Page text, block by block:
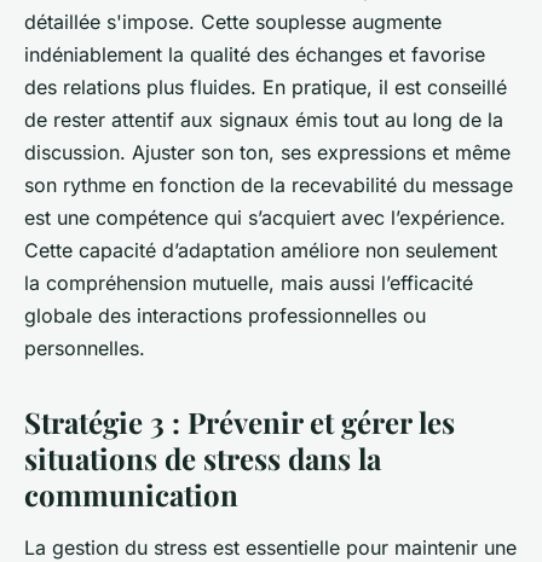
détaillée s'impose. Cette souplesse augmente
indéniablement la qualité des échanges et favorise
des relations plus fluides. En pratique, il est conseillé
de rester attentif aux signaux émis tout au long de la
discussion. Ajuster son ton, ses expressions et même
son rythme en fonction de la recevabilité du message
est une compétence qui s’acquiert avec l’expérience.
Cette capacité d’adaptation améliore non seulement
la compréhension mutuelle, mais aussi l’efficacité
globale des interactions professionnelles ou
personnelles.
Stratégie 3 : Prévenir et gérer les
situations de stress dans la
communication
La gestion du stress est essentielle pour maintenir une